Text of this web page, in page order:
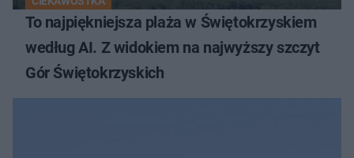
To najpiękniejsza plaża w Świętokrzyskiem
według AI. Z widokiem na najwyższy szczyt
Gór Świętokrzyskich